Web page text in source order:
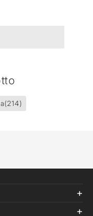
(214)